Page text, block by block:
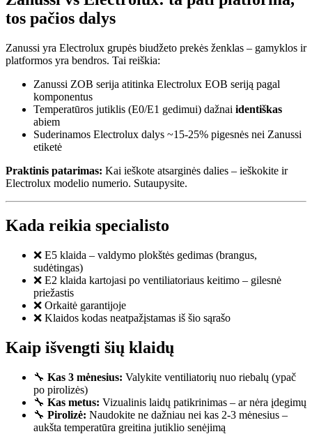
tos pačios dalys
Zanussi yra Electrolux grupės biudžeto prekės ženklas – gamyklos ir
platformos yra bendros. Tai reiškia:
Zanussi ZOB serija atitinka Electrolux EOB seriją pagal
komponentus
Temperatūros jutiklis (E0/E1 gedimui) dažnai identiškas
abiem
Suderinamos Electrolux dalys ~15-25% pigesnės nei Zanussi
etiketė
Praktinis patarimas: Kai ieškote atsarginės dalies – ieškokite ir
Electrolux modelio numerio. Sutaupysite.
Kada reikia specialisto
❌ E5 klaida – valdymo plokštės gedimas (brangus,
sudėtingas)
❌ E2 klaida kartojasi po ventiliatoriaus keitimo – gilesnė
priežastis
❌ Orkaitė garantijoje
❌ Klaidos kodas neatpažįstamas iš šio sąrašo
Kaip išvengti šių klaidų
🔧 Kas 3 mėnesius: Valykite ventiliatorių nuo riebalų (ypač
po pirolizės)
🔧 Kas metus: Vizualinis laidų patikrinimas – ar nėra įdegimų
🔧 Pirolizė: Naudokite ne dažniau nei kas 2-3 mėnesius –
aukšta temperatūra greitina jutiklio senėjimą